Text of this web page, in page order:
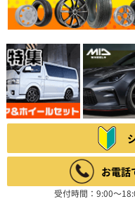
お電話
受付時間：9:00～